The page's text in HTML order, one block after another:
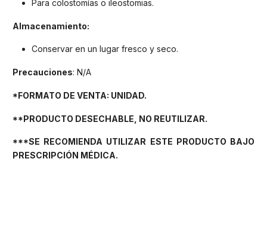
Para colostomías o ileostomias.
Almacenamiento:
Conservar en un lugar fresco y seco.
Precauciones: N/A
*FORMATO DE VENTA: UNIDAD.
**PRODUCTO DESECHABLE, NO REUTILIZAR.
***SE RECOMIENDA UTILIZAR ESTE PRODUCTO BAJO
PRESCRIPCIÓN MÉDICA.